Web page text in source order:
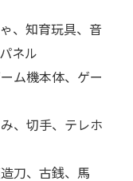
、知育玩具、音
ネル
ム機本体、ゲー
、切手、テレホ
刀、古銭、馬